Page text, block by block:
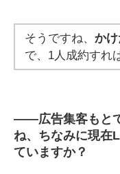
そうですね、か
で、1人成約すれ
――広告集客もと
ね、ちなみに現在
ていますか？